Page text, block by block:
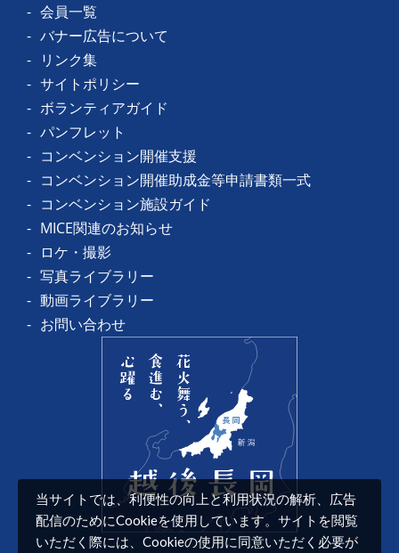
会員一覧
バナー広告について
リンク集
サイトポリシー
ボランティアガイド
パンフレット
コンベンション開催支援
コンベンション開催助成金等申請書類一式
コンベンション施設ガイド
MICE関連のお知らせ
ロケ・撮影
写真ライブラリー
動画ライブラリー
お問い合わせ
当サイトでは、利便性の向上と利用状況の解析、広告
配信のためにCookieを使用しています。サイトを閲覧
いただく際には、Cookieの使用に同意いただく必要が